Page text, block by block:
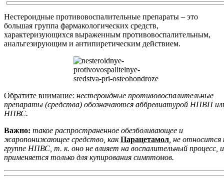
Нестероидные противовоспалительные препараты – это
большая группа фармакологических средств,
характеризующихся выраженным противовоспалительным,
анальгезирующим и антипиретическим действием.
Обратите внимание: нестероидные противовоспалительные
препараты (средства) обозначаются аббревиатурой НПВП
НПВС.
Важно: такое распространенное обезболивающее и
жаропонижающее средство, какПарацетамол , не относится
группе НПВС, т. к. оно не влияет на воспалительный процесс, и
применяется только для купирования симптомов.